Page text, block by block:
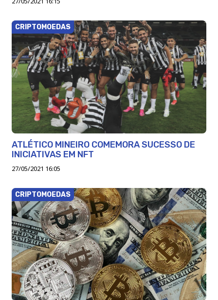
CRIPTOMOEDAS
ATLÉTICO MINEIRO COMEMORA SUCESSO DE
INICIATIVAS EM NFT
27/05/2021 16:05
CRIPTOMOEDAS